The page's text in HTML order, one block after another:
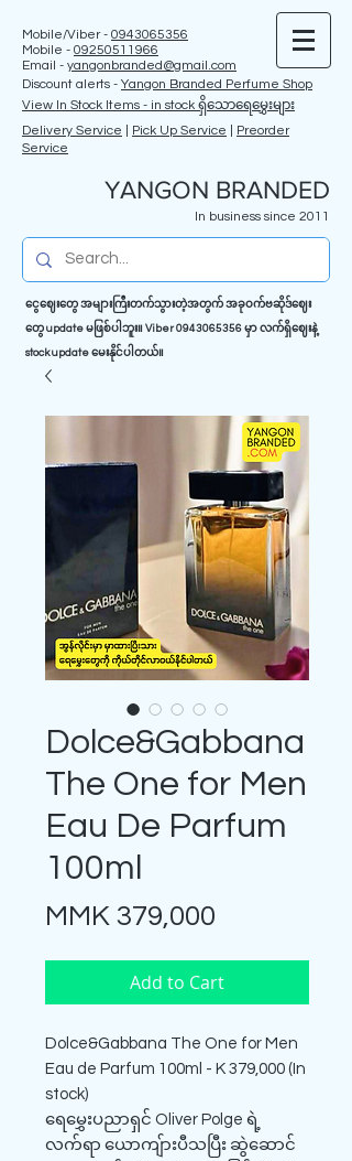
Mobile/Viber - 0943065356
Mobile - 09250511966
Email - yangonbranded@gmail.com
Discount alerts - Yangon Branded Perfume Shop
View In Stock Items - in stock ရှိသောရေမွှေးများ
Delivery Service
Pick Up Service
Preorder
Service
YANGON BRANDED
In business since 2011
ငွေဈေးတွေ အများကြီးတက်သွားတဲ့အတွက် အခုဝက်ဗဆိုဒ်ဈေး
တွေ update မဖြစ်ပါဘူး။ Viber0943065356 မှာ လက်ရှိဈေးနဲ့
stock update မေးနိုင်ပါတယ်။
Dolce&Gabbana
The One for Men
Eau De Parfum
100ml
MMK 379,000
Add to Cart
Dolce&Gabbana The One for Men
Eau de Parfum 100ml - K 379,000 (In
stock)
ရေမွှေးပညာရှင် Oliver Polge ရဲ့
လက်ရာ ယောကျ်ားပီသပြီး ဆွဲဆောင်